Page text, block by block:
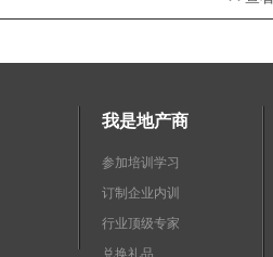
我是地产商
参加培训学习
订制企业内训
行业顶级专家
兑换礼品